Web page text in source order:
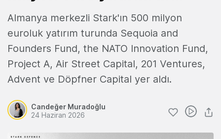
Almanya merkezli Stark'ın 500 milyon
euroluk yatırım turunda Sequoia and
Founders Fund, the NATO Innovation Fund,
Project A, Air Street Capital, 201 Ventures,
Advent ve Döpfner Capital yer aldı.
Candeğer Muradoğlu
24 Haziran 2026